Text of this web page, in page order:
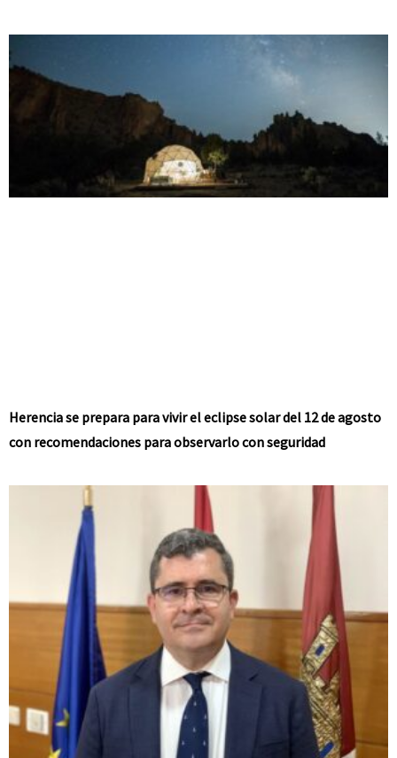
Herencia se prepara para vivir el eclipse solar del 12 de agosto
con recomendaciones para observarlo con seguridad